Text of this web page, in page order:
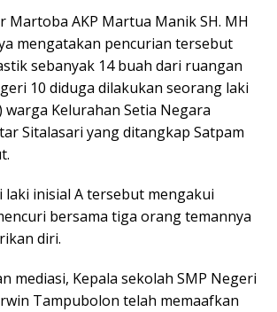
Martoba AKP Martua Manik SH. MH
mengatakan pencurian tersebut
sebanyak 14 buah dari ruangan
10 diduga dilakukan seorang laki
warga Kelurahan Setia Negara
Sitalasari yang ditangkap Satpam
inisial A tersebut mengakui
bersama tiga orang temannya
diri.
mediasi, Kepala sekolah SMP Negeri
Tampubolon telah memaafkan